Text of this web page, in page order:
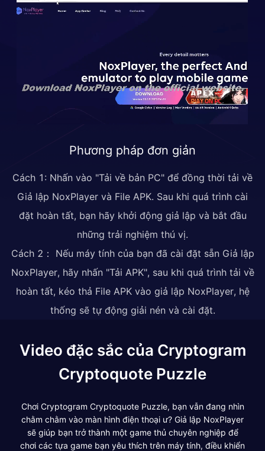
Phương pháp đơn giản
Cách 1: Nhấn vào "Tải về bản PC" để đồng thời tải về
Giả lập NoxPlayer và File APK. Sau khi quá trình cài
đặt hoàn tất, bạn hãy khởi động giả lập và bắt đầu
những trải nghiệm thú vị.
Cách 2： Nếu máy tính của bạn đã cài đặt sẵn Giả lập
NoxPlayer, hãy nhấn "Tải APK", sau khi quá trình tải về
hoàn tất, kéo thả File APK vào giả lập NoxPlayer, hệ
thống sẽ tự động giải nén và cài đặt.
Video đặc sắc của Cryptogram
Cryptoquote Puzzle
Chơi Cryptogram Cryptoquote Puzzle, bạn vẫn đang nhìn
chằm chằm vào màn hình điện thoại ư? Giả lập NoxPlayer
sẽ giúp bạn trở thành một game thủ chuyên nghiệp để
chơi các tựa game bạn yêu thích trên máy tính, điều khiển